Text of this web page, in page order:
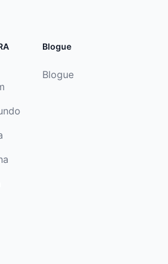
Blogue
Blogue